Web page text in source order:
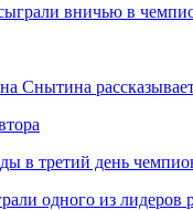
вничью в
Снытина
в третий день
одного из лидеров